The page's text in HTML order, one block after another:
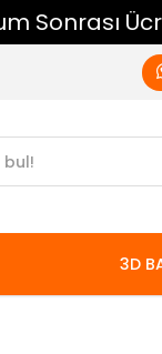
Sonrası
3D